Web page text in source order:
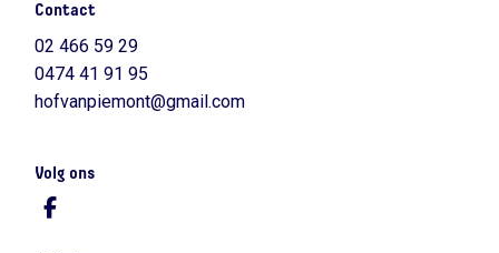
Contact
02 466 59 29
0474 41 91 95
hofvanpiemont@gmail.com
Volg ons